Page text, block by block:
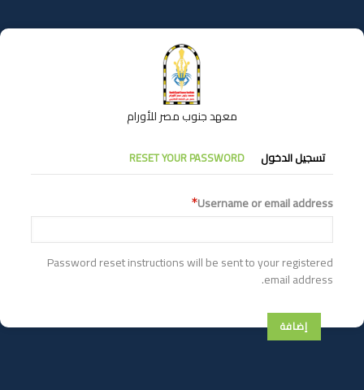
إلى
المحتوى
معهد جنوب مصر للأورام
التبويبات
الأساسية
تسجيل الدخول RESET YOUR PASSWORD
Username or email address
Password reset instructions will be sent to your registered
email address.